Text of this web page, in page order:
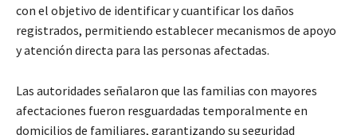
con el objetivo de identificar y cuantificar los daños
registrados, permitiendo establecer mecanismos de apoyo
y atención directa para las personas afectadas.
Las autoridades señalaron que las familias con mayores
afectaciones fueron resguardadas temporalmente en
domicilios de familiares, garantizando su seguridad